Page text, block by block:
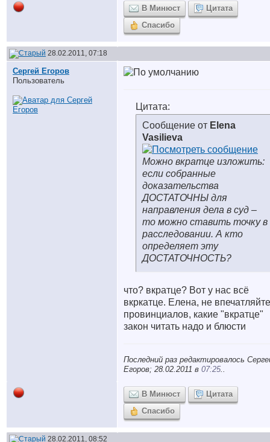
В Минюст
Цитата
Спасибо
28.02.2011, 07:18
Сергей Егоров
Пользователь
Цитата:
Сообщение от Elena
Vasilieva
Можно вкратце изложить:
если собранные
доказательства
ДОСТАТОЧНЫ для
направления дела в суд –
то можно ставить точку в
расследовании. А кто
определяет эту
ДОСТАТОЧНОСТЬ?
что? вкратце? Вот у нас всё
вкркатце. Елена, не впечатляйте
провинциалов, какие "вкратце"
закон читать надо и блюсти
Последний раз редактировалось
Егоров; 28.02.2011 в 07:25..
В Минюст
Цитата
Спасибо
28.02.2011, 08:52